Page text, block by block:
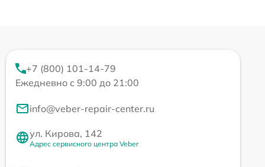
+7 (800) 101-14-79
Ежедневно с 9:00 до 21:00
info@veber-repair-center.ru
ул. Кирова, 142
Адрес сервисного центра Veber